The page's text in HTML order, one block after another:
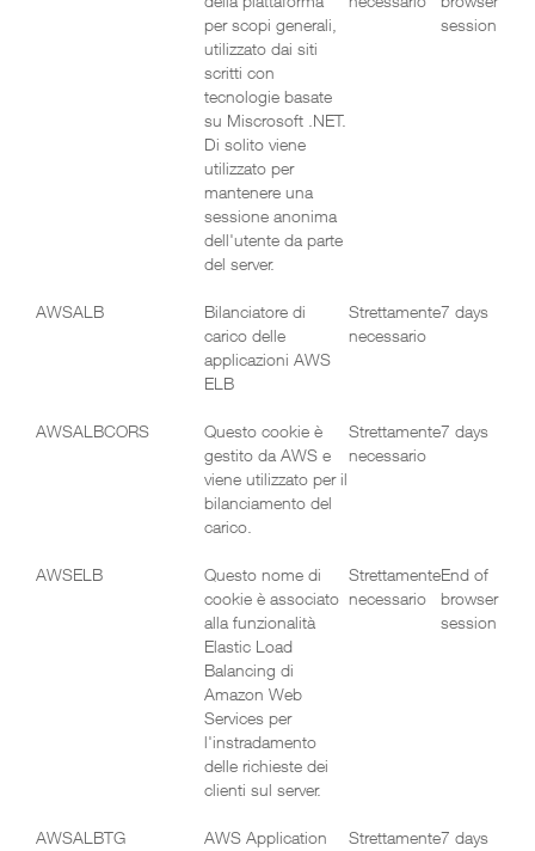
per scopi generali,
utilizzato dai siti
scritti con
tecnologie basate
su Miscrosoft .NET.
Di solito viene
utilizzato per
mantenere una
sessione anonima
dell'utente da parte
del server.
session
AWSALB
Bilanciatore di
carico delle
applicazioni AWS
ELB
Strettamente
necessario
7 days
AWSALBCORS
Questo cookie è
gestito da AWS e
viene utilizzato per il
bilanciamento del
carico.
Strettamente
necessario
7 days
AWSELB
Questo nome di
cookie è associato
alla funzionalità
Elastic Load
Balancing di
Amazon Web
Services per
l'instradamento
delle richieste dei
clienti sul server.
Strettamente
necessario
End of
browser
session
AWSALBTG
AWS Application
Strettamente7 days